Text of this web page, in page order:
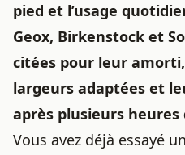
pied et l’usage
Geox, Birkenstock et
citées pour leur
largeurs adaptées et
après plusieurs heures
Vous avez déjà essayé